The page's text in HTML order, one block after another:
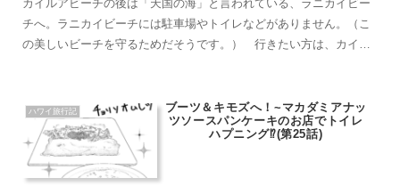
カイルアビーチの後は「天国の海」と言われている、ラニカイビー
チへ。ラニカイビーチには駐車場やトイレなどがありません。（こ
の美しいビーチを守るためだそうです。） 行きたい方は、カイル
う！(笑)
ハワイ旅行記
ブーツ＆キモズへ！~マカダミアナッ
ツソースパンケーキのお店でトイレ
ハプニング⁉(第25話)